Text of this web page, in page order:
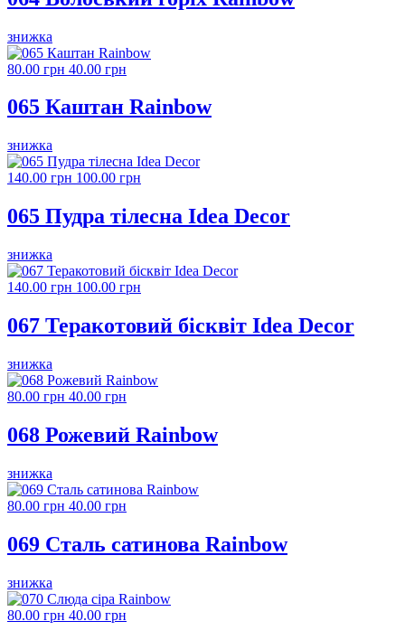
знижка
80.00 грн 40.00 грн
065 Каштан Rainbow
знижка
140.00 грн 100.00 грн
065 Пудра тілесна Idea Decor
знижка
140.00 грн 100.00 грн
067 Теракотовий бісквіт Idea Decor
знижка
80.00 грн 40.00 грн
068 Рожевий Rainbow
знижка
80.00 грн 40.00 грн
069 Сталь сатинова Rainbow
знижка
80.00 грн 40.00 грн